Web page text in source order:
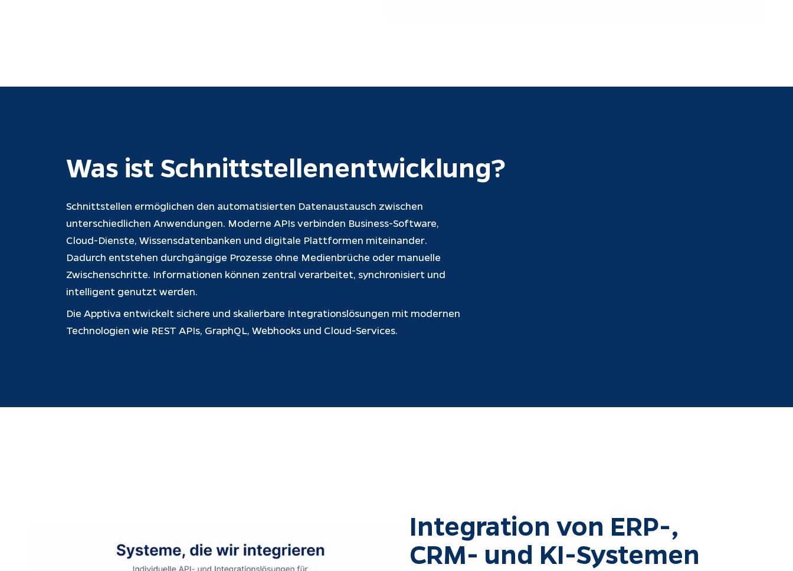
Was ist Schnittstellenentwicklung?
Schnittstellen ermöglichen den automatisierten Datenaustausch zwischen
unterschiedlichen Anwendungen. Moderne APIs verbinden Business-Software,
Cloud-Dienste, Wissensdatenbanken und digitale Plattformen miteinander.
Dadurch entstehen durchgängige Prozesse ohne Medienbrüche oder manuelle
Zwischenschritte. Informationen können zentral verarbeitet, synchronisiert und
intelligent genutzt werden.
Die Apptiva entwickelt sichere und skalierbare Integrationslösungen mit modernen
Technologien wie REST APIs, GraphQL, Webhooks und Cloud-Services.
Integration von ERP-,
CRM- und KI-Systemen